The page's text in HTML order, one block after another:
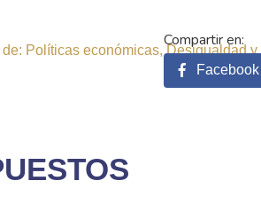
Políticas económicas, Desigualdad
Facebook